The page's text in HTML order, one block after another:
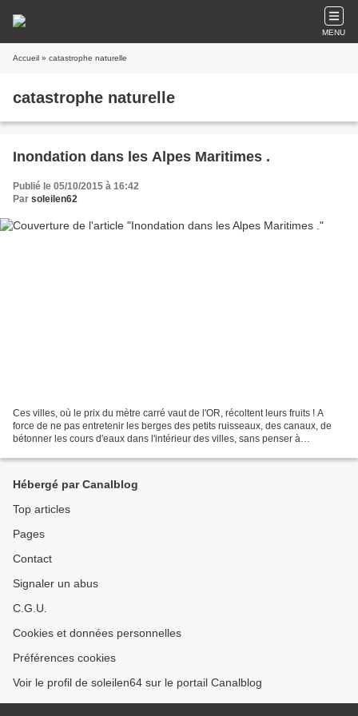
MENU
Accueil » catastrophe naturelle
catastrophe naturelle
Inondation dans les Alpes Maritimes .
Publié le 05/10/2015 à 16:42
Par soleilen62
Ces villes, où le prix du mètre carré vaut de l'OR, récoltent leurs fruits ! A
force de ne pas entretenir les berges des petits ruisseaux, des canaux, de
bétonner les cours d'eaux dans l'intérieur des villes, sans penser à
Hébergé par Canalblog
Top articles
Pages
Contact
Signaler un abus
C.G.U.
Cookies et données personnelles
Préférences cookies
Voir le profil de soleilen64 sur le portail Canalblog